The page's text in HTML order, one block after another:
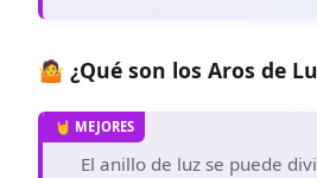
🤷 ¿Qué son los Aros de
El anillo de luz se puede